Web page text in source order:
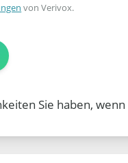
von Verivox.
Sie haben,